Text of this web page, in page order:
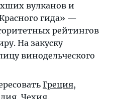
вулканов и
гида» —
рейтингов
На закуску
винодельческого
Греция,
, Чехия.